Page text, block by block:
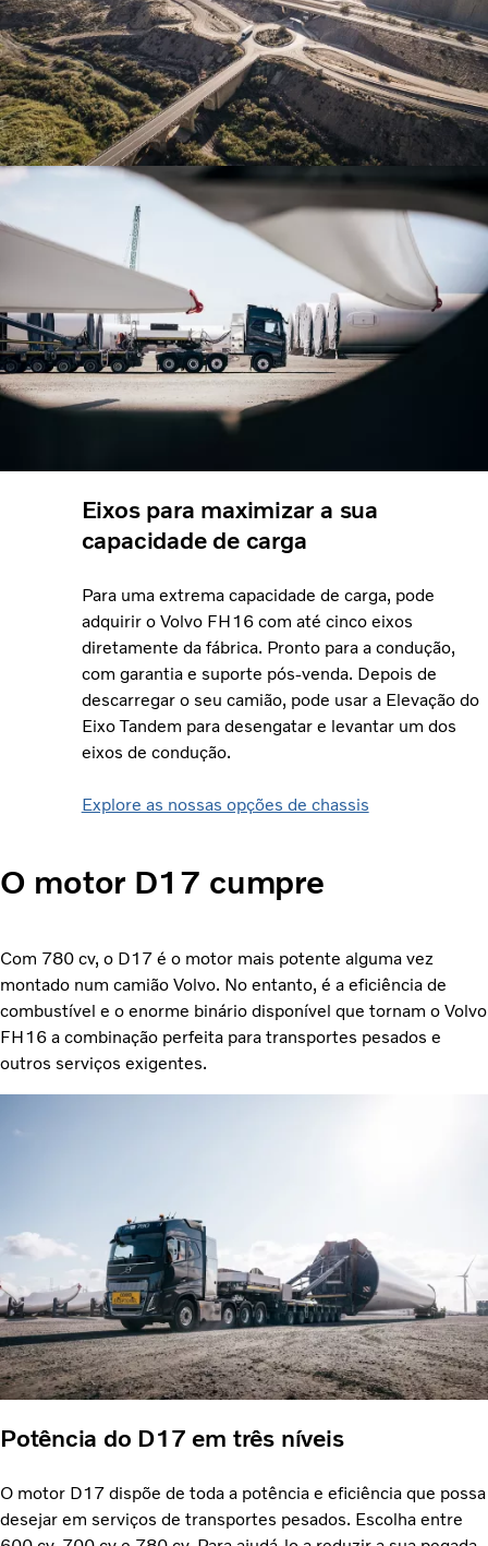
Eixos para maximizar a sua
capacidade de carga
Para uma extrema capacidade de carga, pode
adquirir o Volvo FH16 com até cinco eixos
diretamente da fábrica. Pronto para a condução,
com garantia e suporte pós-venda. Depois de
descarregar o seu camião, pode usar a Elevação do
Eixo Tandem para desengatar e levantar um dos
eixos de condução.
Explore as nossas opções de chassis
O motor D17 cumpre
Com 780 cv, o D17 é o motor mais potente alguma vez
montado num camião Volvo. No entanto, é a eficiência de
combustível e o enorme binário disponível que tornam o Volvo
FH16 a combinação perfeita para transportes pesados e
outros serviços exigentes.
Potência do D17 em três níveis
O motor D17 dispõe de toda a potência e eficiência que possa
desejar em serviços de transportes pesados. Escolha entre